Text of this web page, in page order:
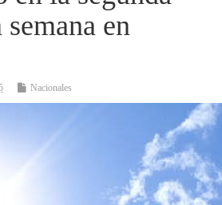
en
Nacionales